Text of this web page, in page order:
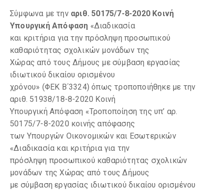
Σύμφωνα με την αριθ. 50175/7-8-2020 Κοινή
Υπουργική Απόφαση «Διαδικασία
και κριτήρια για την πρόσληψη προσωπικού
καθαριότητας σχολικών μονάδων της
Χώρας από τους Δήμους με σύμβαση εργασίας
ιδιωτικού δικαίου ορισμένου
χρόνου» (ΦΕΚ Β΄3324) όπως τροποποιήθηκε με την
αριθ. 51938/18-8-2020 Κοινή
Υπουργική Απόφαση «Τροποποίηση της υπ’ αρ.
50175/7-8-2020 κοινής απόφασης
των Υπουργών Οικονομικών και Εσωτερικών
«Διαδικασία και κριτήρια για την
πρόσληψη προσωπικού καθαριότητας σχολικών
μονάδων της Χώρας από τους Δήμους
με σύμβαση εργασίας ιδιωτικού δικαίου ορισμένου